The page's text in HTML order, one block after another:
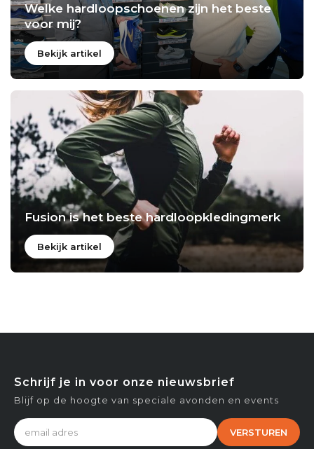
Welke hardloopschoenen zijn het beste
voor mij?
Bekijk artikel
Fusion is het beste hardloopkledingmerk
Bekijk artikel
Schrijf je in voor onze nieuwsbrief
Blijf op de hoogte van speciale avonden en events
VERSTUREN